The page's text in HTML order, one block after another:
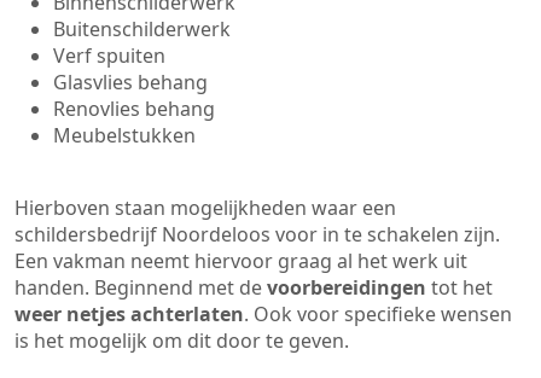
Buitenschilderwerk
Verf spuiten
Glasvlies behang
Renovlies behang
Meubelstukken
Hierboven staan mogelijkheden waar een
schildersbedrijf Noordeloos voor in te schakelen zijn.
Een vakman neemt hiervoor graag al het werk uit
handen. Beginnend met devoorbereidingen tot het
weer netjes achterlaten. Ook voor specifieke wensen
is het mogelijk om dit door te geven.